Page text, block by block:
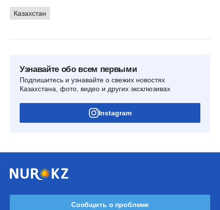
Казахстан
Узнавайте обо всем первыми
Подпишитесь и узнавайте о свежих новостях
Казахстана, фото, видео и других эксклюзивах
Instagram
Сообщить о проблеме